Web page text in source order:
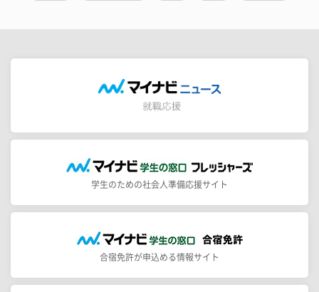
学生のための社会人準備応援サイト
合宿免許が申込める情報サイト